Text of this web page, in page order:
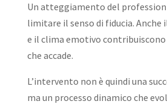
Un atteggiamento del
limitare il senso di fiducia. Anche
e il clima emotivo
che accade.
L’intervento non è quindi una
ma un processo dinamico che